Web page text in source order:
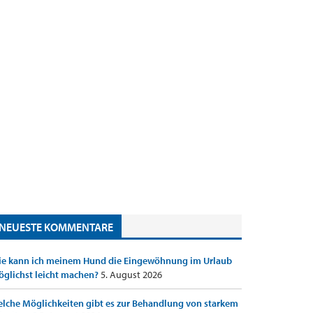
NEUESTE KOMMENTARE
kann ich meinem Hund die Eingewöhnung im Urlaub
leicht machen?5. August 2026
Möglichkeiten gibt es zur Behandlung von starkem